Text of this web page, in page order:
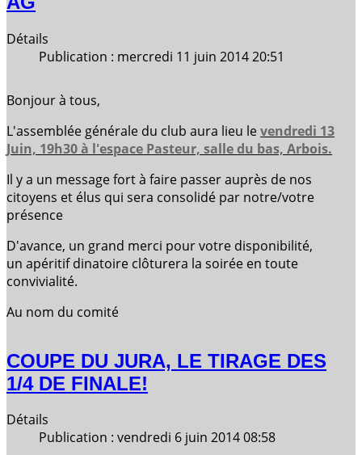
Détails
Publication : mercredi 11 juin 2014 20:51
Bonjour à tous,
L'assemblée générale du club aura lieu levendredi 13
Juin, 19h30 à l'espace Pasteur, salle du bas, Arbois.
Il y a un message fort à faire passer auprès de nos
citoyens et élus qui sera consolidé par notre/votre
présence
D'avance, un grand merci pour votre disponibilité,
un apéritif dinatoire clôturera la soirée en toute
convivialité.
Au nom du comité
COUPE DU JURA, LE TIRAGE DES
1/4 DE FINALE!
Détails
Publication : vendredi 6 juin 2014 08:58